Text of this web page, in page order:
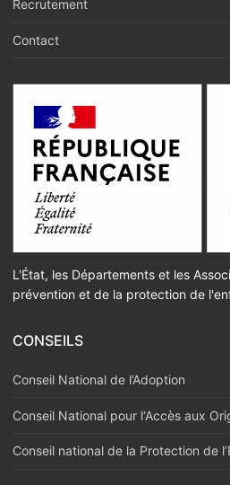
Recrutement
Contact
L'État, les Départements et les
prévention et de la protection de
CONSEILS
Conseil National de l’Adoption
Conseil National pour l‘Accès aux
Conseil national de la Protection de